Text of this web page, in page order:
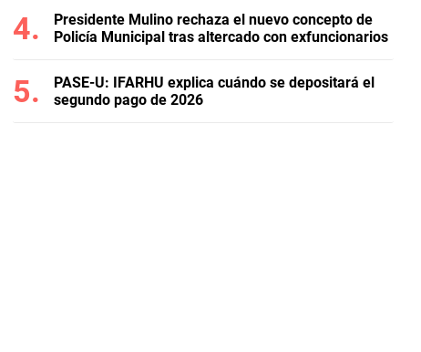
Presidente Mulino rechaza el nuevo concepto de
Policía Municipal tras altercado con exfuncionarios
PASE-U: IFARHU explica cuándo se depositará el
segundo pago de 2026